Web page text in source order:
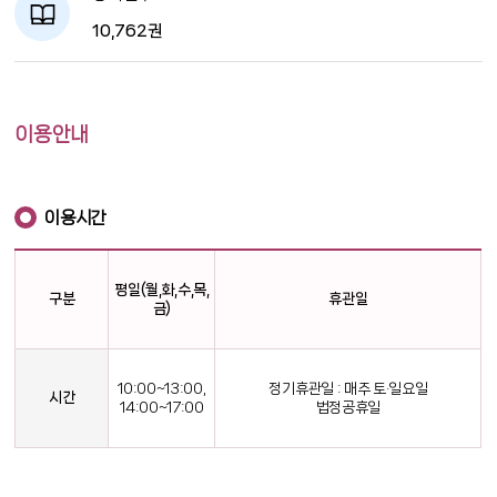
10,762권
이용안내
이용시간
구분
평일(월,화,수,목,
금)
휴관일
시간
10:00~13:00,
14:00~17:00
정기휴관일 : 매주 토·일요일
법정공휴일